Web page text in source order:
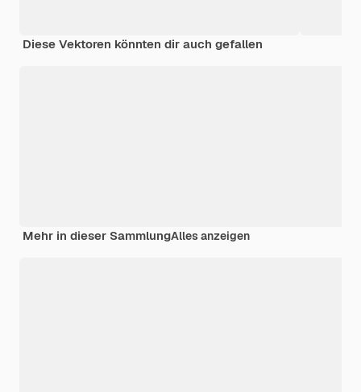
Diese Vektoren könnten dir auch gefallen
Mehr in dieser SammlungAlles anzeigen